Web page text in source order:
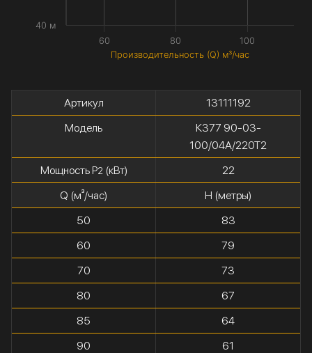
Производительность (Q) м³/час
60 80 100
40 м
Артикул
13111192
Модель
К377 90-03-
100/04А/220Т2
Мощность P2(кВт)
22
Q (м³/час)
H (метры)
50
83
60
79
70
73
80
67
85
64
90
61